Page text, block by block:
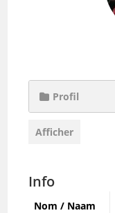
Profil
Afficher
Info
Nom / Naam